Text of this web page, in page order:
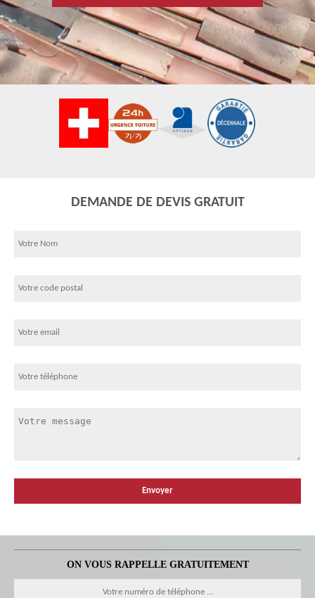
DEMANDE DE DEVIS GRATUIT
ON VOUS RAPPELLE GRATUITEMENT